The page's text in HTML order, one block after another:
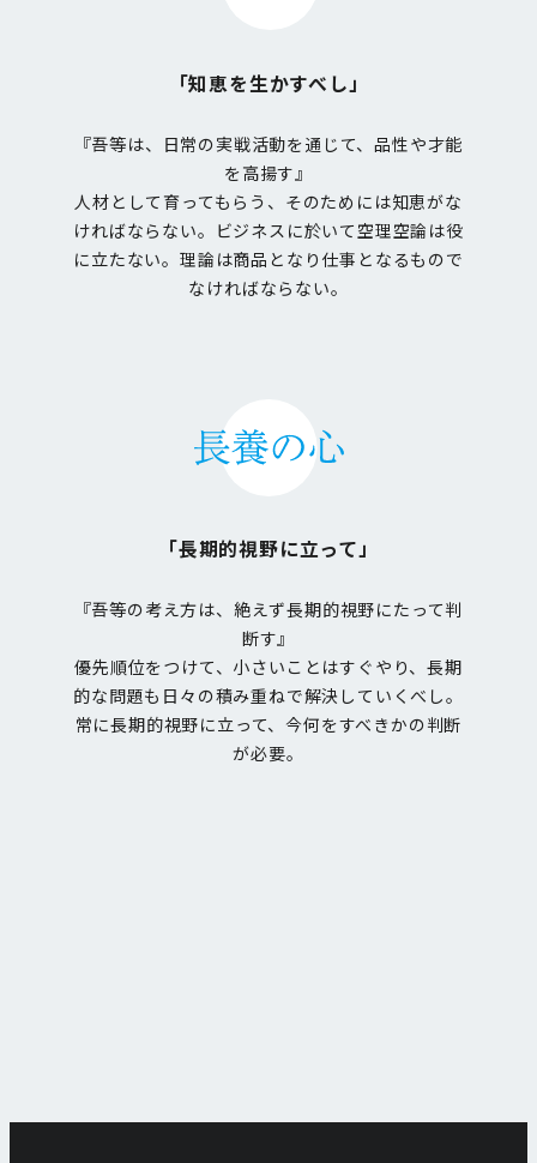
「知恵を生かすべし」
『吾等は、日常の実戦活動を通じて、品性や才能
を高揚す』
人材として育ってもらう、そのためには知恵がな
ければならない。ビジネスに於いて空理空論は役
に立たない。理論は商品となり仕事となるもので
なければならない。
「長期的視野に立って」
『吾等の考え方は、絶えず長期的視野にたって判
断す』
優先順位をつけて、小さいことはすぐやり、長期
的な問題も日々の積み重ねで解決していくべし。
常に長期的視野に立って、今何をすべきかの判断
が必要。